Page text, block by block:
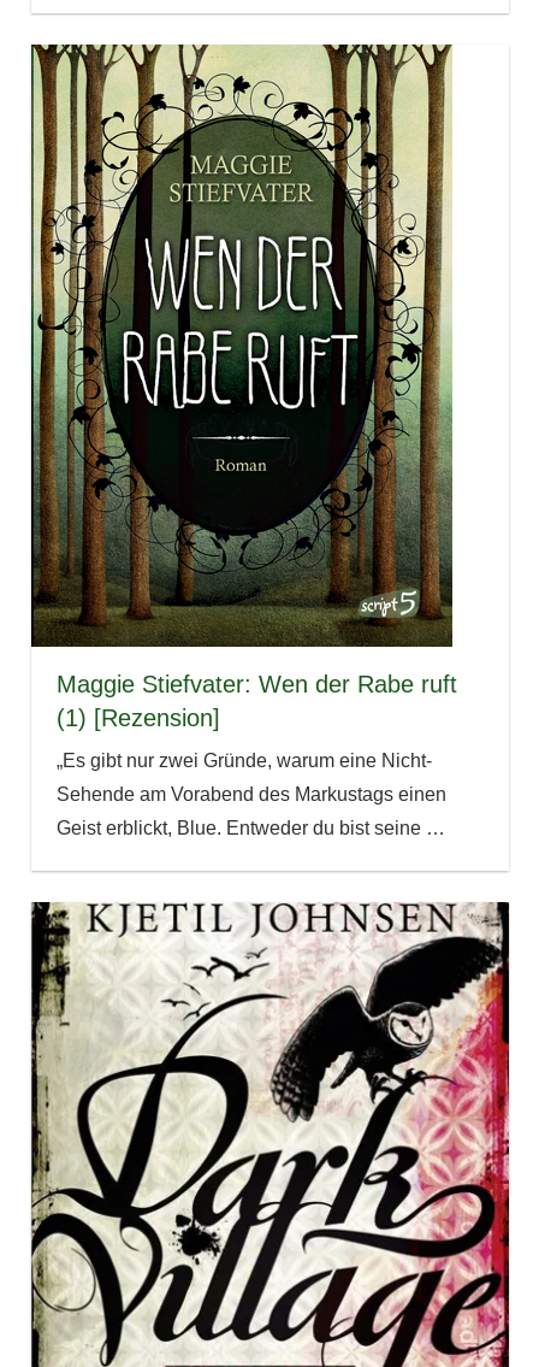
Maggie Stiefvater: Wen der Rabe ruft
(1) [Rezension]
„Es gibt nur zwei Gründe, warum eine Nicht-
Sehende am Vorabend des Markustags einen
Geist erblickt, Blue. Entweder du bist seine …